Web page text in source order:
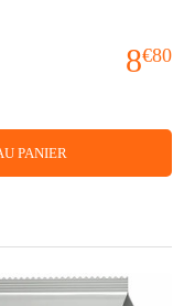
8€80
PANIER